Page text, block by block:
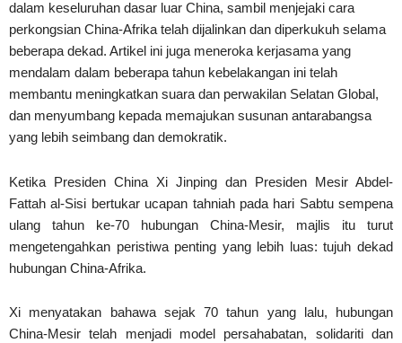
dalam keseluruhan dasar luar China, sambil menjejaki cara
perkongsian China-Afrika telah dijalinkan dan diperkukuh selama
beberapa dekad. Artikel ini juga meneroka kerjasama yang
mendalam dalam beberapa tahun kebelakangan ini telah
membantu meningkatkan suara dan perwakilan Selatan Global,
dan menyumbang kepada memajukan susunan antarabangsa
yang lebih seimbang dan demokratik.
Ketika Presiden China Xi Jinping dan Presiden Mesir Abdel-
Fattah al-Sisi bertukar ucapan tahniah pada hari Sabtu sempena
ulang tahun ke-70 hubungan China-Mesir, majlis itu turut
mengetengahkan peristiwa penting yang lebih luas: tujuh dekad
hubungan China-Afrika.
Xi menyatakan bahawa sejak 70 tahun yang lalu, hubungan
China-Mesir telah menjadi model persahabatan, solidariti dan